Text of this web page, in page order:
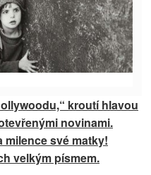
kroutí hlavou
novinami.
milence své matky!
velkým písmem.